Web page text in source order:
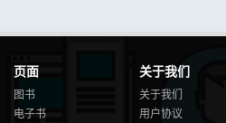
页面
图书
电子书
关于我们
关于我们
用户协议